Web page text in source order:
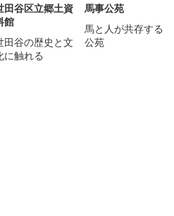
田谷区立郷土資
館
田谷の歴史と文
に触れる
馬事公苑
馬と人が共存する
公苑